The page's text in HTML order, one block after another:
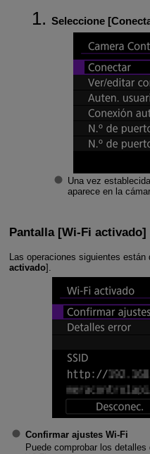
Seleccione [
Una vez
aparece en la
Pantalla [Wi-Fi activado]
Las operaciones siguientes
activado].
Confirmar ajustes Wi-Fi
Puede comprobar los